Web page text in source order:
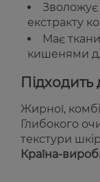
Зволожує
екстракту
Має
кишенями
Підходить
Жирної,
Глибокого
текстури
Країна-